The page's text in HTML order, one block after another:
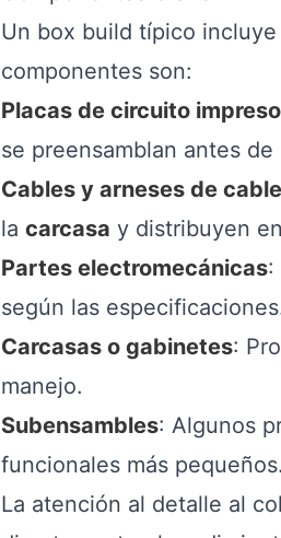
Un box build típico
componentes son:
Placas de circuito
se preensamblan antes
Cables y arneses de
la carcasa y distribuyen
Partes electromecánicas:
según las
Carcasas o gabinetes:
manejo.
Subensambles: Algunos
funcionales más pequeños.
La atención al detalle al